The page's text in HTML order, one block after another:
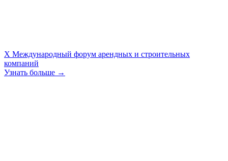
X Международный форум арендных и строительных
компаний
Узнать больше →